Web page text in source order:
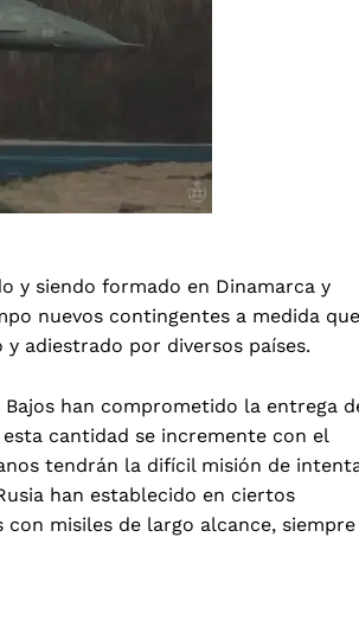
y siendo formado en Dinamarca y
nuevos contingentes a medida que
adiestrado por diversos países.
Bajos han comprometido la entrega
cantidad se incremente con el
tendrán la difícil misión de
han establecido en ciertos
misiles de largo alcance, siempre